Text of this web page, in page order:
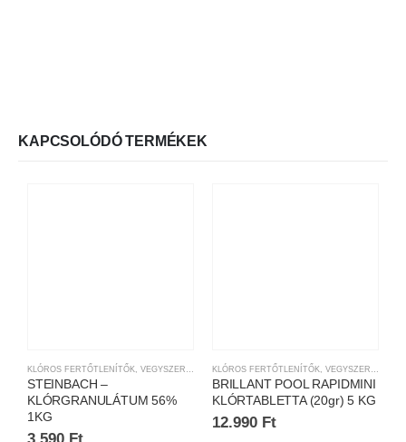
KAPCSOLÓDÓ TERMÉKEK
KLÓROS FERTŐTLENÍTŐK, VEGYSZEREK
STEINBACH –
KLÓRGRANULÁTUM 56%
1KG
KLÓROS FERTŐTLENÍTŐK, VEGYSZEREK
BRILLANT POOL RAPIDMINI
KLÓRTABLETTA (20gr) 5 KG
12.990 Ft